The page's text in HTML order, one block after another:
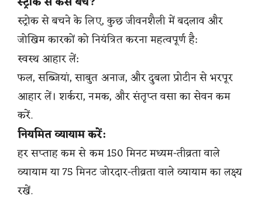
स्ट्रोक से बचने के लिए, कुछ जीवनशैली में बदलाव और
जोखिम कारकों को नियंत्रित करना महत्वपूर्ण है:
स्वस्थ आहार लें:
फल, सब्जियां, साबुत अनाज, और दुबला प्रोटीन से भरपूर
आहार लें। शर्करा, नमक, और संतृप्त वसा का सेवन कम
करें.
नियमित व्यायाम करें:
हर सप्ताह कम से कम 150 मिनट मध्यम-तीव्रता वाले
व्यायाम या 75 मिनट जोरदार-तीव्रता वाले व्यायाम का लक्ष्य
रखें.